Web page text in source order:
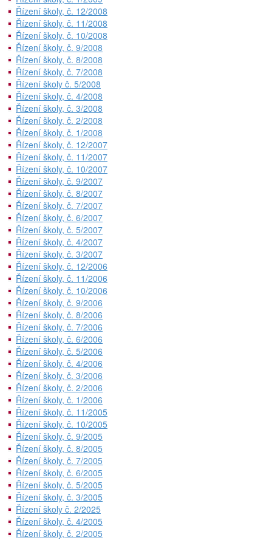
Řízení školy, č. 12/2008
Řízení školy, č. 11/2008
Řízení školy, č. 10/2008
Řízení školy, č. 9/2008
Řízení školy, č. 8/2008
Řízení školy, č. 7/2008
Řízení školy č. 5/2008
Řízení školy, č. 4/2008
Řízení školy, č. 3/2008
Řízení školy, č. 2/2008
Řízení školy, č. 1/2008
Řízení školy, č. 12/2007
Řízení školy, č. 11/2007
Řízení školy, č. 10/2007
Řízení školy, č. 9/2007
Řízení školy, č. 8/2007
Řízení školy, č. 7/2007
Řízení školy, č. 6/2007
Řízení školy, č. 5/2007
Řízení školy, č. 4/2007
Řízení školy, č. 3/2007
Řízení školy, č. 12/2006
Řízení školy, č. 11/2006
Řízení školy, č. 10/2006
Řízení školy, č. 9/2006
Řízení školy, č. 8/2006
Řízení školy, č. 7/2006
Řízení školy, č. 6/2006
Řízení školy, č. 5/2006
Řízení školy, č. 4/2006
Řízení školy, č. 3/2006
Řízení školy, č. 2/2006
Řízení školy, č. 1/2006
Řízení školy, č. 11/2005
Řízení školy, č. 10/2005
Řízení školy, č. 9/2005
Řízení školy, č. 8/2005
Řízení školy, č. 7/2005
Řízení školy, č. 6/2005
Řízení školy, č. 5/2005
Řízení školy, č. 3/2005
Řízení školy č. 2/2025
Řízení školy, č. 4/2005
Řízení školy, č. 2/2005